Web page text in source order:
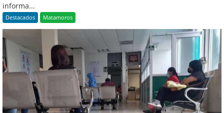
informa...
Destacados Matamoros